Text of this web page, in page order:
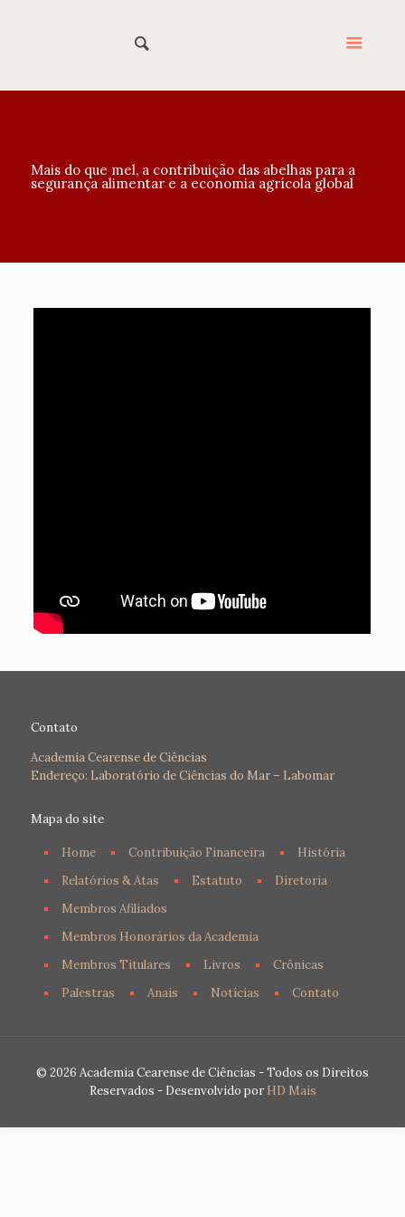
Mais do que mel, a contribuição das abelhas para a
segurança alimentar e a economia agrícola global
Contato
Academia Cearense de Ciências
Endereço: Laboratório de Ciências do Mar – Labomar
Mapa do site
Home Contribuição Financeira
História
Relatórios & Atas
Estatuto
Diretoria
Membros Afiliados
Membros Honorários da Academia
Membros Titulares
Livros
Crônicas
Palestras
Anais Notícias Contato
© 2026 Academia Cearense de Ciências - Todos os Direitos
Reservados - Desenvolvido por HD Mais